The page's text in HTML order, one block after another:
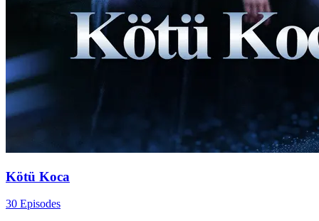
Kötü Koca
30 Episodes